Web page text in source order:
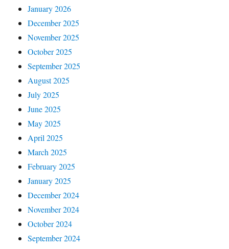
January 2026
December 2025
November 2025
October 2025
September 2025
August 2025
July 2025
June 2025
May 2025
April 2025
March 2025
February 2025
January 2025
December 2024
November 2024
October 2024
September 2024